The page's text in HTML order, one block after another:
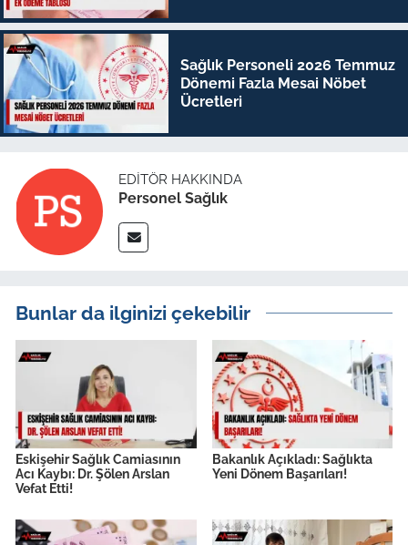
Sağlık Personeli 2026 Temmuz
Dönemi Fazla Mesai Nöbet
Ücretleri
EDITÖR HAKKINDA
Personel Sağlık
Bunlar da ilginizi çekebilir
Eskişehir Sağlık Camiasının
Acı Kaybı: Dr. Şölen Arslan
Vefat Etti!
Bakanlık Açıkladı: Sağlıkta
Yeni Dönem Başarıları!